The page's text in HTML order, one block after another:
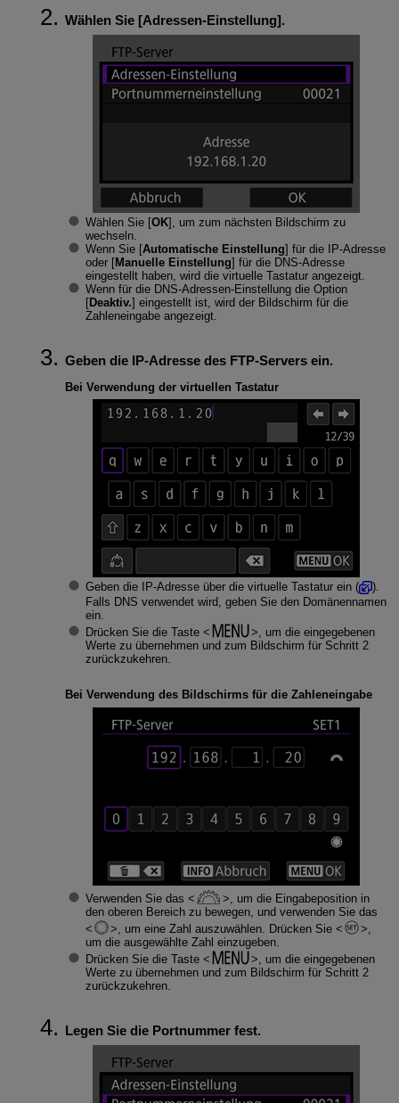
Wählen Sie [Adressen-Einstellung].
Wählen Sie [OK], um zum nächsten Bildschirm zu
wechseln.
Wenn Sie [Automatische Einstellung] für die IP-Adresse
oder [Manuelle Einstellung] für die DNS-Adresse
eingestellt haben, wird die virtuelle Tastatur angezeigt.
Wenn für die DNS-Adressen-Einstellung die Option
[Deaktiv.] eingestellt ist, wird der Bildschirm für die
Zahleneingabe angezeigt.
Geben die IP-Adresse des FTP-Servers ein.
Bei Verwendung der virtuellen Tastatur
Geben die IP-Adresse über die virtuelle Tastatur ein (
).
Falls DNS verwendet wird, geben Sie den Domänennamen
ein.
Drücken Sie die Taste
, um die eingegebenen
Werte zu übernehmen und zum Bildschirm für Schritt 2
zurückzukehren.
Bei Verwendung des Bildschirms für die Zahleneingabe
Verwenden Sie das
, um die Eingabeposition in
den oberen Bereich zu bewegen, und verwenden Sie das
, um eine Zahl auszuwählen. Drücken Sie
um die ausgewählte Zahl einzugeben.
Drücken Sie die Taste
, um die eingegebenen
Werte zu übernehmen und zum Bildschirm für Schritt 2
zurückzukehren.
Legen Sie die Portnummer fest.